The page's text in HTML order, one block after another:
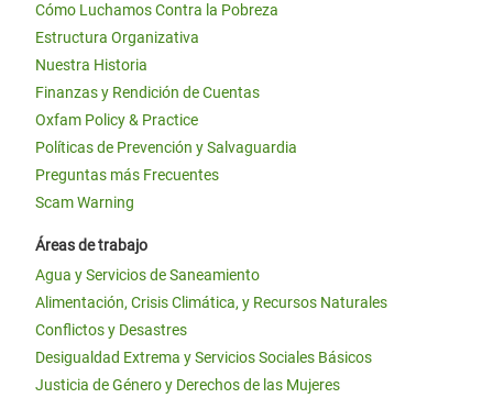
Cómo Luchamos Contra la Pobreza
Estructura Organizativa
Nuestra Historia
Finanzas y Rendición de Cuentas
Oxfam Policy & Practice
Políticas de Prevención y Salvaguardia
Preguntas más Frecuentes
Scam Warning
Áreas de trabajo
Agua y Servicios de Saneamiento
Alimentación, Crisis Climática, y Recursos Naturales
Conflictos y Desastres
Desigualdad Extrema y Servicios Sociales Básicos
Justicia de Género y Derechos de las Mujeres